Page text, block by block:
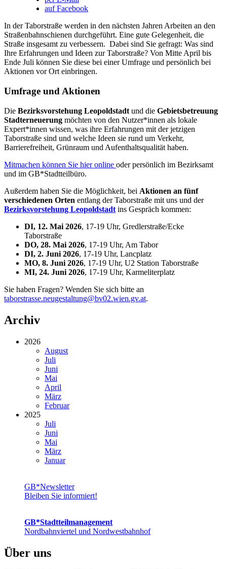
auf Facebook
In der Taborstraße werden in den nächsten Jahren Arbeiten an den
Straßenbahnschienen durchgeführt. Eine gute Gelegenheit, die
Straße insgesamt zu verbessern. Dabei sind Sie gefragt: Was sind
Ihre Erfahrungen und Ideen zur Taborstraße? Von Mitte April bis
Ende Juli können Sie diese bei einer Umfrage und persönlich bei
Aktionen vor Ort einbringen.
Umfrage und Aktionen
Die Bezirksvorstehung Leopoldstadt und die Gebietsbetreuung
Stadterneuerung möchten von den Nutzer*innen als lokale
Expert*innen wissen, was ihre Erfahrungen mit der jetzigen
Taborstraße sind und welche Ideen sie rund um Verkehr,
Barrierefreiheit, Grünraum und Aufenthaltsqualität haben.
Mitmachen können Sie hier online oder persönlich im Bezirksamt
und im GB*Stadtteilbüro.
Außerdem haben Sie die Möglichkeit, bei Aktionen an fünf
verschiedenen Orten entlang der Taborstraße mit uns und der
Bezirksvorstehung Leopoldstadt ins Gespräch kommen:
DI, 12. Mai 2026, 17-19 Uhr, Gredlerstraße/Ecke
Taborstraße
DO, 28. Mai 2026, 17-19 Uhr, Am Tabor
DI, 2. Juni 2026, 17-19 Uhr, Lancplatz
MO, 8. Juni 2026, 17-19 Uhr, U2 Station Taborstraße
MI, 24. Juni 2026, 17-19 Uhr, Karmeliterplatz
Sie haben Fragen? Wenden Sie sich bitte an
taborstrasse.neugestaltung@bv02.wien.gv.at.
Archiv
2026
August
Juli
Juni
Mai
April
März
Februar
2025
Juli
Juni
Mai
März
Januar
GB*Newsletter
Bleiben Sie informiert!
GB*Stadt­teil­ma­na­gement
Nordbahn­viertel und Nordwest­bahnhof
Über uns